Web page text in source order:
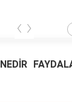
Ödeal
‹ ›
NEDİR